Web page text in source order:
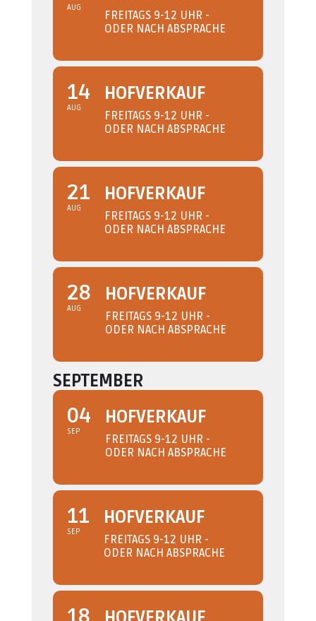
AUG
FREITAGS 9-12 UHR -
ODER NACH ABSPRACHE
14
AUG
HOFVERKAUF
FREITAGS 9-12 UHR -
ODER NACH ABSPRACHE
21
AUG
HOFVERKAUF
FREITAGS 9-12 UHR -
ODER NACH ABSPRACHE
28
AUG
HOFVERKAUF
FREITAGS 9-12 UHR -
ODER NACH ABSPRACHE
SEPTEMBER
04
SEP
HOFVERKAUF
FREITAGS 9-12 UHR -
ODER NACH ABSPRACHE
11
SEP
HOFVERKAUF
FREITAGS 9-12 UHR -
ODER NACH ABSPRACHE